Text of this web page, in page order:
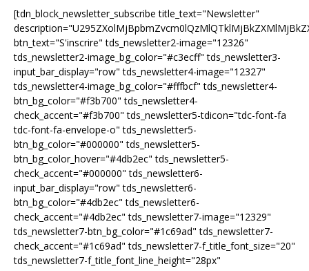
[tdn_block_newsletter_subscribe title_text="Newsletter"
btn_text="S'inscrire" tds_newsletter2-image="12326"
tds_newsletter2-image_bg_color="#c3ecff" tds_newsletter3-
input_bar_display="row" tds_newsletter4-image="12327"
tds_newsletter4-image_bg_color="#fffbcf" tds_newsletter4-
btn_bg_color="#f3b700" tds_newsletter4-
check_accent="#f3b700" tds_newsletter5-tdicon="tdc-font-fa
tdc-font-fa-envelope-o" tds_newsletter5-
btn_bg_color="#000000" tds_newsletter5-
btn_bg_color_hover="#4db2ec" tds_newsletter5-
check_accent="#000000" tds_newsletter6-
input_bar_display="row" tds_newsletter6-
btn_bg_color="#4db2ec" tds_newsletter6-
check_accent="#4db2ec" tds_newsletter7-image="12329"
tds_newsletter7-btn_bg_color="#1c69ad" tds_newsletter7-
check_accent="#1c69ad" tds_newsletter7-f_title_font_size="20"
tds_newsletter7-f_title_font_line_height="28px"